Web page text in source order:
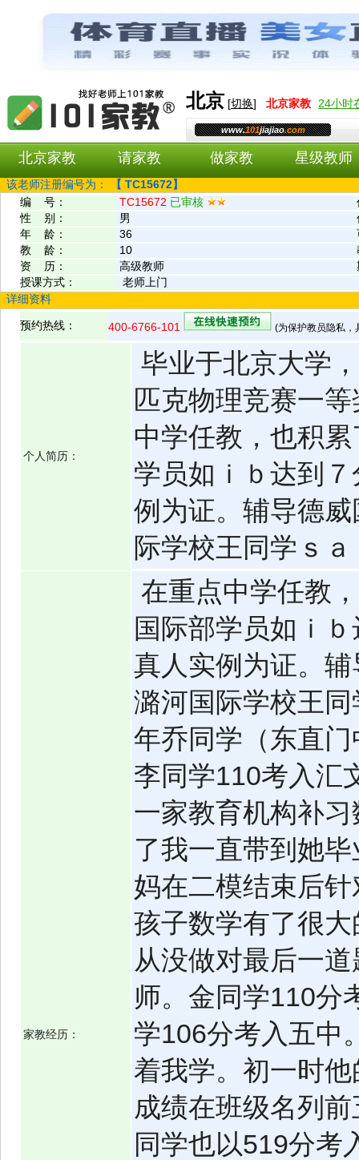
北京 [切换] 北京家教 24小时
www.101jiajiao.com
北京家教 请家教 做家教 星级教师
该老师注册编号为： 【 TC15672】
编 号：
TC15672 已审核
性 别：
男
年 龄：
36
教 龄：
10
资 历：
高级教师
授课方式：
老师上门
详细资料
预约热线： 400-6766-101 (为保护教员隐私，
个人简历：
毕业于北京大学
匹克物理竞赛一
中学任教，也积
学员如ｉｂ达到
例为证。辅导德
际学校王同学ｓ
家教经历：
在重点中学任教
国际部学员如ｉ
真人实例为证。
潞河国际学校王
年乔同学（东直
李同学110考入汇
一家教育机构补
了我一直带到她
妈在二模结束后
孩子数学有了很
从没做对最后一
师。金同学110分
学106分考入五中
着我学。初一时
成绩在班级名列
同学也以519分考